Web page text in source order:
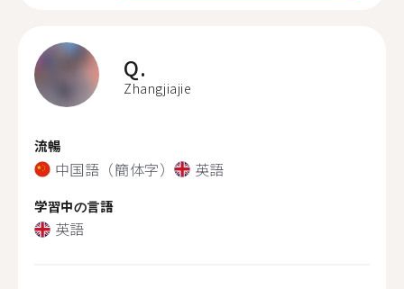
Q.
Zhangjiajie
流暢
中国語（簡体字） 英語
学習中の言語
英語